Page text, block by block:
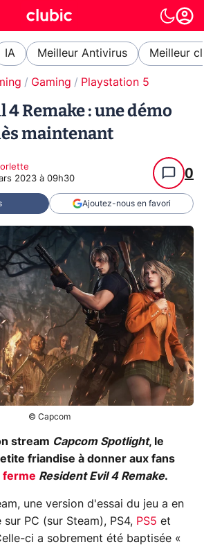
IA Meilleur Antivirus Meilleur
Gaming Playstation 5
4 Remake : une démo
maintenant
2023 à 09h30 0
Ajoutez-nous en favori
© Capcom
stream Capcom Spotlight, le
friandise à donner aux fans
ferme Resident Evil 4 Remake.
une version d'essai du jeu a en
PC (sur Steam), PS4, PS5 et
ci a sobrement été baptisée «